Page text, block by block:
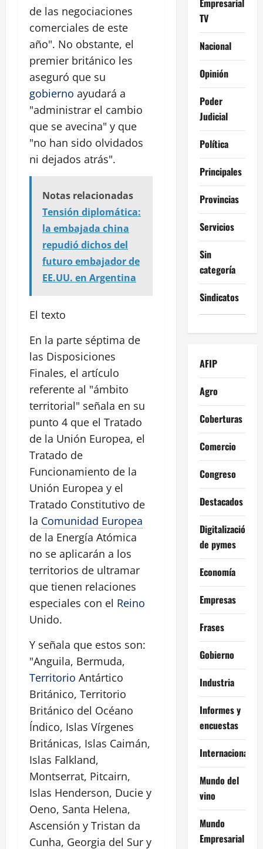
de las negociaciones
comerciales de este
año". No obstante, el
premier británico les
aseguró que su
gobierno ayudará a
"administrar el cambio
que se avecina" y que
"no han sido olvidados
ni dejados atrás".
Notas relacionadas
Tensión diplomática:
la embajada china
repudió dichos del
futuro embajador de
EE.UU. en Argentina
El texto
En la parte séptima de
las Disposiciones
Finales, el artículo
referente al "ámbito
territorial" señala en su
punto 4 que el Tratado
de la Unión Europea, el
Tratado de
Funcionamiento de la
Unión Europea y el
Tratado Constitutivo de
la Comunidad Europea
de la Energía Atómica
no se aplicarán a los
territorios de ultramar
que tienen relaciones
especiales con el Reino
Unido.
Y señala que estos son:
"Anguila, Bermuda,
Territorio Antártico
Británico, Territorio
Británico del Océano
Índico, Islas Vírgenes
Británicas, Islas Caimán,
Islas Falkland,
Montserrat, Pitcairn,
Islas Henderson, Ducie y
Oeno, Santa Helena,
Ascensión y Tristan da
Cunha, Georgia del Sur y
TV
Nacional
Opinión
Poder
Judicial
Política
Principales
Provincias
Servicios
Sin
categoría
Sindicatos
AFIP
Agro
Coberturas
Comercio
Congreso
Destacados
Digitalización
de pymes
Economía
Empresas
Frases
Gobierno
Industria
Informes y
encuestas
Internacional
Mundo del
vino
Mundo
Empresarial